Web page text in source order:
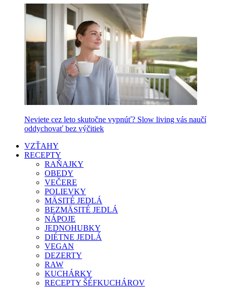
Neviete cez leto skutočne vypnúť? Slow living vás naučí
oddychovať bez výčitiek
VZŤAHY
RECEPTY
RAŇAJKY
OBEDY
VEČERE
POLIEVKY
MÄSITÉ JEDLÁ
BEZMÄSITÉ JEDLÁ
NÁPOJE
JEDNOHUBKY
DIÉTNE JEDLÁ
VEGAN
DEZERTY
RAW
KUCHÁRKY
RECEPTY ŠÉFKUCHÁROV